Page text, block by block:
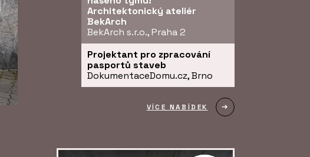
Architektonický ateliér
BekArch
BekArch s.r.o., Praha 2
Projektant pro zpracování
pasportů staveb
DokumentaceDomu.cz, Brno
VÍCE NABÍDEK